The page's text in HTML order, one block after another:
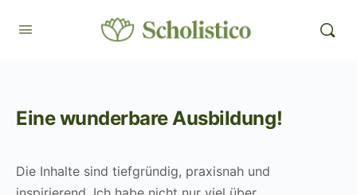
Eine wunderbare Ausbildung!
Die Inhalte sind tiefgründig, praxisnah und